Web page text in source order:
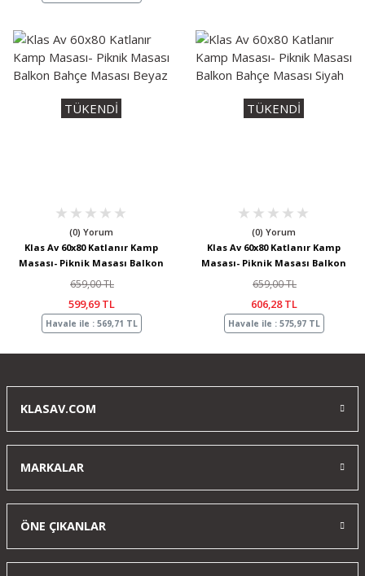
TÜKENDİ
(0) Yorum
Klas Av 60x80 Katlanır Kamp
Masası- Piknik Masası Balkon
Bahçe Masası Beyaz
659,00 TL
599,69 TL
Havale ile : 569,71 TL
TÜKENDİ
(0) Yorum
Klas Av 60x80 Katlanır Kamp
Masası- Piknik Masası Balkon
Bahçe Masası Siyah
659,00 TL
606,28 TL
Havale ile : 575,97 TL
KLASAV.COM
MARKALAR
ÖNE ÇIKANLAR